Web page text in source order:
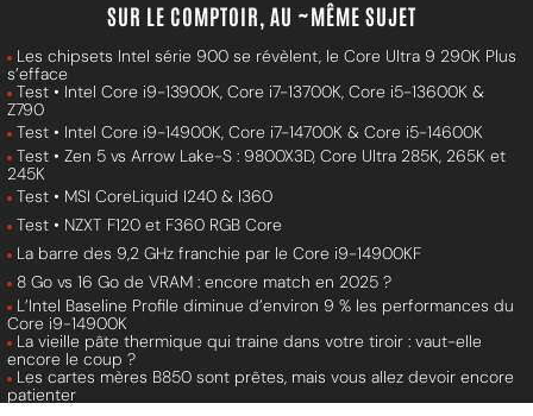
SUR LE COMPTOIR, AU ~MÊME SUJET
Les chipsets Intel série 900 se révèlent, le Core Ultra 9 290K Plus
s’efface
Test • Intel Core i9-13900K, Core i7-13700K, Core i5-13600K &
Z790
Test • Intel Core i9-14900K, Core i7-14700K & Core i5-14600K
Test • Zen 5 vs Arrow Lake-S : 9800X3D, Core Ultra 285K, 265K et
245K
Test • MSI CoreLiquid I240 & I360
Test • NZXT F120 et F360 RGB Core
La barre des 9,2 GHz franchie par le Core i9-14900KF
8 Go vs 16 Go de VRAM : encore match en 2025 ?
L’Intel Baseline Profile diminue d’environ 9 % les performances du
Core i9-14900K
La vieille pâte thermique qui traine dans votre tiroir : vaut-elle
encore le coup ?
Les cartes mères B850 sont prêtes, mais vous allez devoir encore
patienter